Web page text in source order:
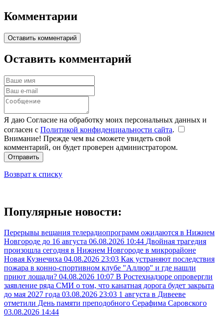
Комментарии
Оставить комментарий
Оставить комментарий
Я даю Согласие на обработку моих персональных данных и
согласен с Политикой конфиденциальности сайта.
Внимание! Прежде чем вы сможете увидеть свой
комментарий, он будет проверен администратором.
Отправить
Возврат к списку
Популярные новости:
Перерывы вещания телерадиопрограмм ожидаются в Нижнем
Новгороде до 16 августа 06.08.2026 10:44 Двойная трагедия
произошла сегодня в Нижнем Новгороде в микрорайоне
Новая Кузнечиха 04.08.2026 23:03 Как устраняют последствия
пожара в конно-спортивном клубе "Аллюр" и где нашли
приют лошади? 04.08.2026 10:07 В Ростехнадзоре опровергли
заявление ряда СМИ о том, что канатная дорога будет закрыта
до мая 2027 года 03.08.2026 23:03 1 августа в Дивееве
отметили День памяти преподобного Серафима Саровского
03.08.2026 14:44